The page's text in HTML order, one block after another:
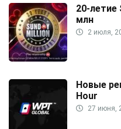
20-летие
млн
2 июля,
Новые
Hour
27 июня,